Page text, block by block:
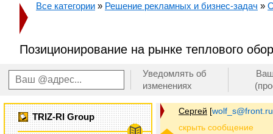
Все категории » Решение рекламных и бизнес-задач »
Позиционирование на рынке теплового
Уведомлять об
изменениях
TRIZ-RI Group
Сергей [wolf_s@front.ru